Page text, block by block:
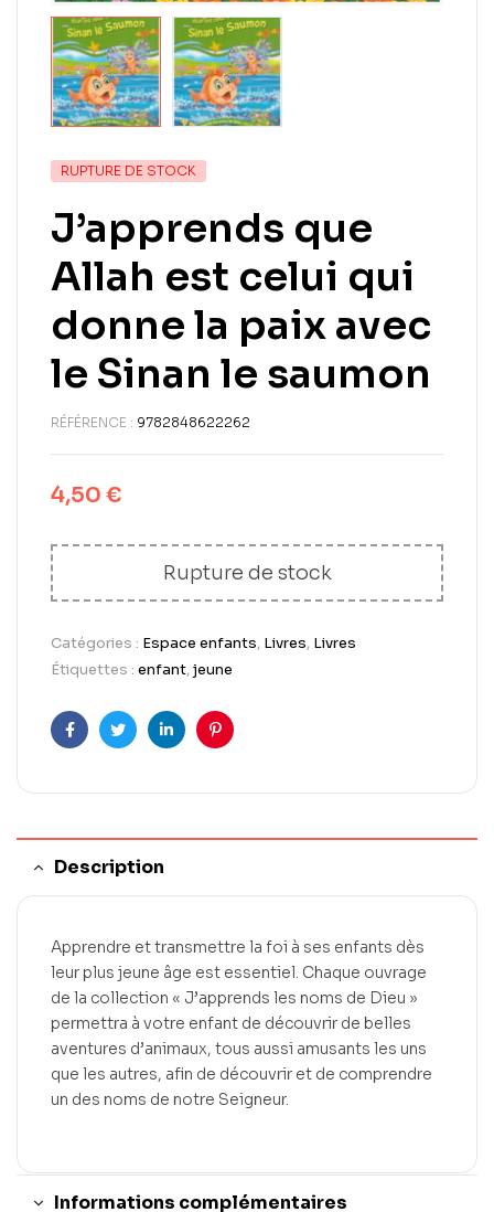
RUPTURE DE STOCK
J’apprends que
Allah est celui qui
donne la paix avec
le Sinan le saumon
RÉFÉRENCE : 9782848622262
4,50 €
Rupture de stock
Catégories : Espace enfants, Livres, Livres
Étiquettes : enfant,jeune
FacebookTwitterLinkedInPinterest
Description
Apprendre et transmettre la foi à ses enfants dès
leur plus jeune âge est essentiel. Chaque ouvrage
de la collection « J’apprends les noms de Dieu »
permettra à votre enfant de découvrir de belles
aventures d’animaux, tous aussi amusants les uns
que les autres, afin de découvrir et de comprendre
un des noms de notre Seigneur.
Informations complémentaires